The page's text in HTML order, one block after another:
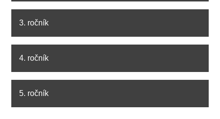
3. ročník
4. ročník
5. ročník